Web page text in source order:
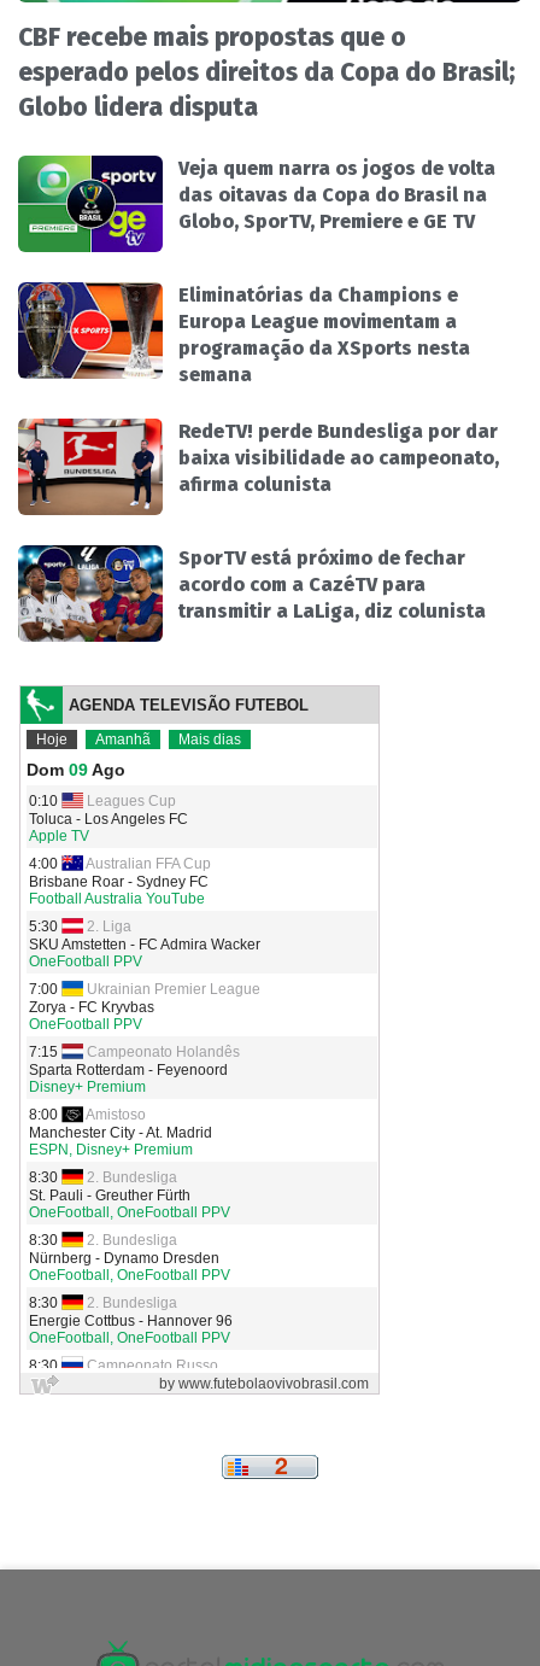
CBF recebe mais propostas que o
esperado pelos direitos da Copa do Brasil;
Globo lidera disputa
Veja quem narra os jogos de volta
das oitavas da Copa do Brasil na
Globo, SporTV, Premiere e GE TV
Eliminatórias da Champions e
Europa League movimentam a
programação da XSports nesta
semana
RedeTV! perde Bundesliga por dar
baixa visibilidade ao campeonato,
afirma colunista
SporTV está próximo de fechar
acordo com a CazéTV para
transmitir a LaLiga, diz colunista